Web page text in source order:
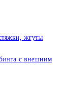
жгуты
с внешним